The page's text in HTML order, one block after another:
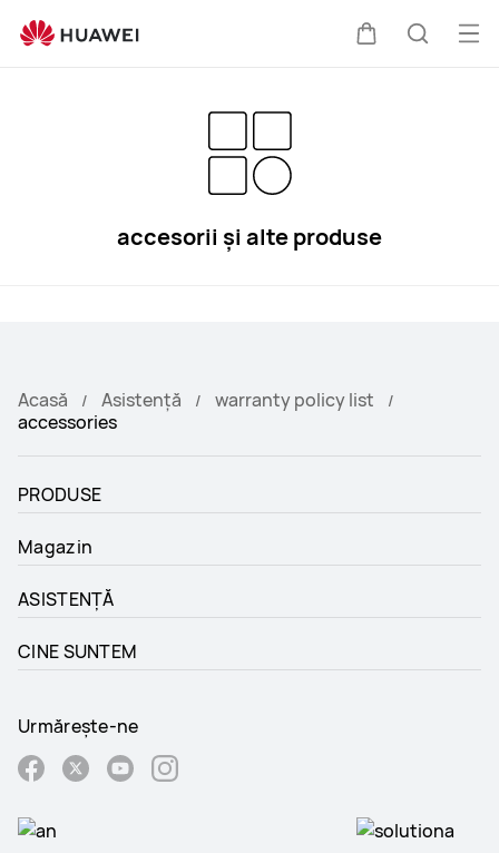
HUAWEI
accesorii și alte produse
Acasă Asistență
warranty policy list
accessories
PRODUSE
Magazin
ASISTENȚĂ
CINE SUNTEM
Urmărește-ne